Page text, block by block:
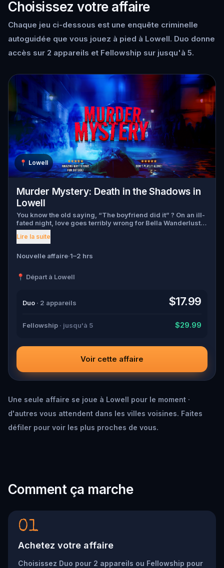
Choisissez votre affaire
Chaque jeu ci-dessous est une enquête criminelle
autoguidée que vous jouez à pied à Lowell. Duo donne
accès sur 2 appareils et Fellowship sur jusqu'à 5.
📍 Lowell
Murder Mystery: Death in the Shadows in
Lowell
You know the old saying, “The boyfriend did it” ? On an ill-
fated night, love goes terribly wrong for Bella Wanderlust
and Walter Bridges . Bella, a famous travel blogger, was
found dead during a ghost tour led by the theatrical Percy
Walter, the obsessed boyfriend? Percy, the ghost tour
suspects, and expose the real murderer before they strike
Lire la suite
Nouvelle affaire·1–2 hrs
📍 Départ à Lowell
Duo · 2 appareils $17.99
Fellowship · jusqu'à 5 $29.99
Voir cette affaire
Une seule affaire se joue à Lowell pour le moment ·
d'autres vous attendent dans les villes voisines. Faites
défiler pour voir les plus proches de vous.
Comment ça marche
01
Achetez votre affaire
Choisissez Duo pour 2 appareils ou Fellowship pour